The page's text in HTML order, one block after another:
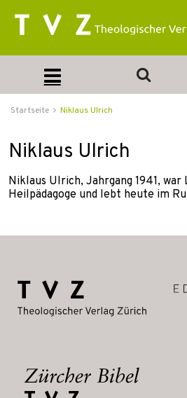
Startseite Niklaus Ulrich
Niklaus Ulrich
Niklaus Ulrich, Jahrgang 1941, war
Heilpädagoge und lebt heute im